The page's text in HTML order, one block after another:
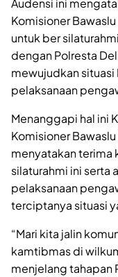
Audensi ini
Komisioner
untuk ber
dengan Polresta
mewujudkan
pelaksanaan
Menanggapi hal ini
Komisioner
menyatakan terima
silaturahmi ini serta
pelaksanaan
terciptanya situasi
“Mari kita jalin
kamtibmas di
menjelang tahapan